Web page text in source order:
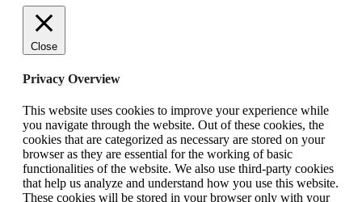
Close
Privacy Overview
This website uses cookies to improve your experience while
you navigate through the website. Out of these cookies, the
cookies that are categorized as necessary are stored on your
browser as they are essential for the working of basic
functionalities of the website. We also use third-party cookies
that help us analyze and understand how you use this website.
These cookies will be stored in your browser only with your